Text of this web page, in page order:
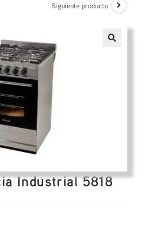
Siguiente producto
Industrial 5818